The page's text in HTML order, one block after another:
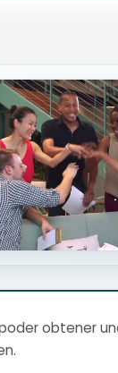
obtener